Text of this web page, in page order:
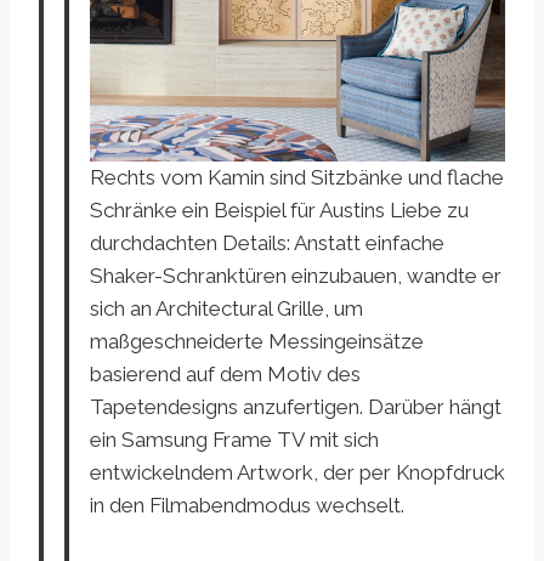
Rechts vom Kamin sind Sitzbänke und flache
Schränke ein Beispiel für Austins Liebe zu
durchdachten Details: Anstatt einfache
Shaker-Schranktüren einzubauen, wandte er
sich an Architectural Grille, um
maßgeschneiderte Messingeinsätze
basierend auf dem Motiv des
Tapetendesigns anzufertigen. Darüber hängt
ein Samsung Frame TV mit sich
entwickelndem Artwork, der per Knopfdruck
in den Filmabendmodus wechselt.